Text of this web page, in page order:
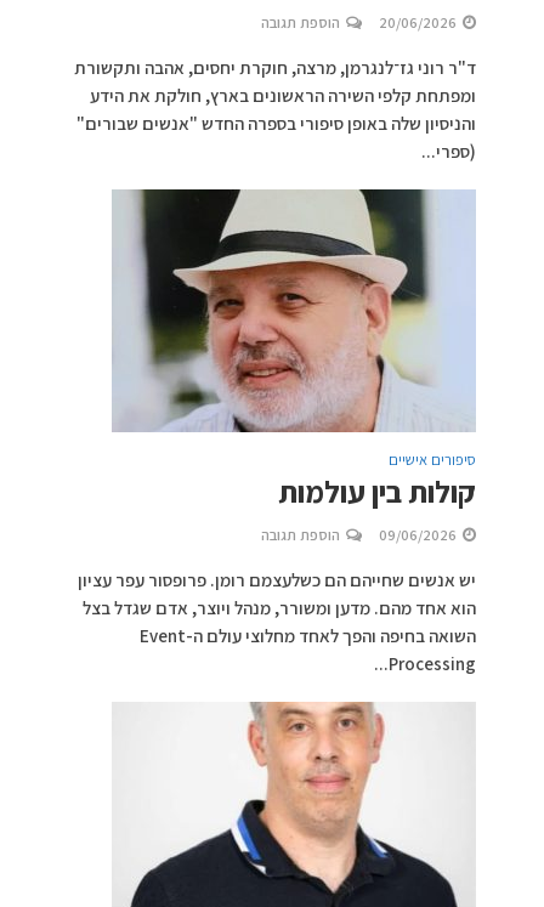
20/06/2026 הוספת תגובה
ד"ר רוני גז־לנגרמן, מרצה, חוקרת יחסים, אהבה ותקשורת
ומפתחת קלפי השירה הראשונים בארץ, חולקת את הידע
והניסיון שלה באופן סיפורי בספרה החדש "אנשים שבורים"
(ספרי...
סיפורים אישיים
קולות בין עולמות
09/06/2026 הוספת תגובה
יש אנשים שחייהם הם כשלעצמם רומן. פרופסור עפר עציון
הוא אחד מהם. מדען ומשורר, מנהל ויוצר, אדם שגדל בצל
השואה בחיפה והפך לאחד מחלוצי עולם ה-Event
Processing...